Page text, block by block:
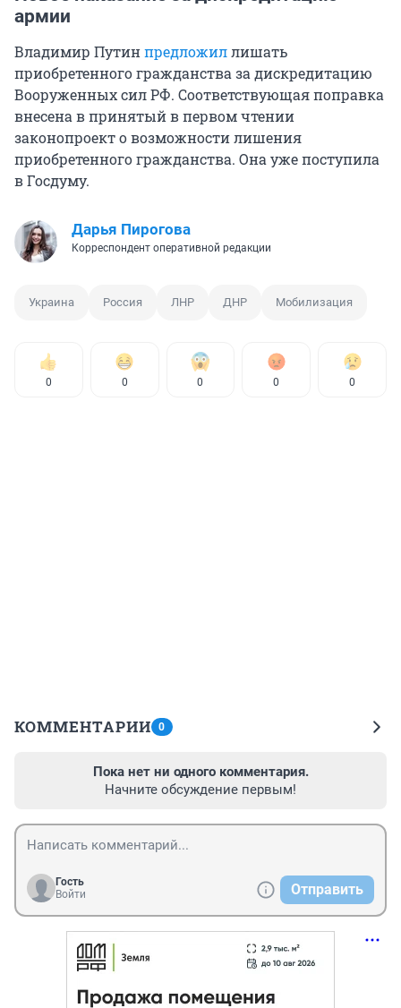
армии
Владимир Путинпредложиллишать
приобретенного гражданства за дискредитацию
Вооруженных сил РФ. Соответствующая поправка
внесена в принятый в первом чтении
законопроект о возможности лишения
приобретенного гражданства. Она уже поступила
в Госдуму.
Дарья Пирогова
Корреспондент оперативной редакции
Украина Россия ЛНР ДНР Мобилизация
0 0 0 0 0
КОММЕНТАРИИ 0
Пока нет ни одного комментария.
Начните обсуждение первым!
Гость
Войти
Отправить